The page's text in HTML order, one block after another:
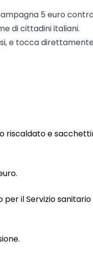
5 euro
di cittadini italiani.
e tocca
riscaldato e
per il Servizio sanitario